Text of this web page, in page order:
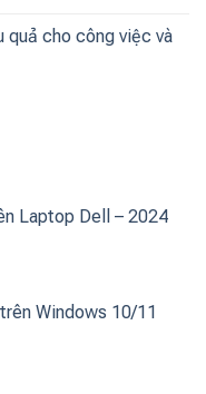
quả cho công việc và
Laptop Dell – 2024
Windows 10/11